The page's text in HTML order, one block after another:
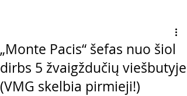
„Monte Pacis“ šefas nuo šiol
dirbs 5 žvaigždučių viešbutyje
(VMG skelbia pirmieji!)